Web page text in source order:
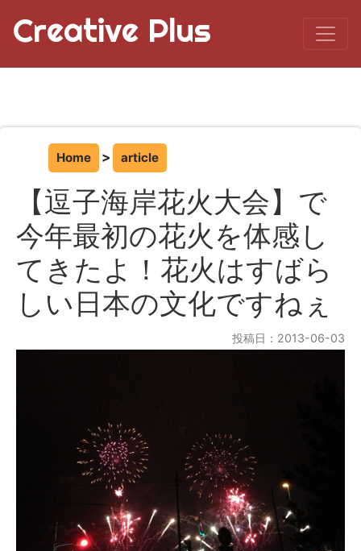
Creative Plus
Home article
【逗子海岸花火大会】で
今年最初の花火を体感し
てきたよ！花火はすばら
しい日本の文化ですねぇ
投稿日：2013-06-03